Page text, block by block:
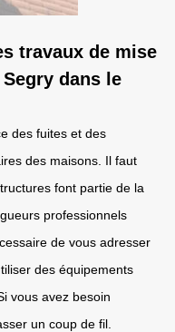
travaux de mise
dans le
des fuites et des
des maisons. Il faut
font partie de la
professionnels
de vous adresser
des équipements
vous avez besoin
un coup de fil.